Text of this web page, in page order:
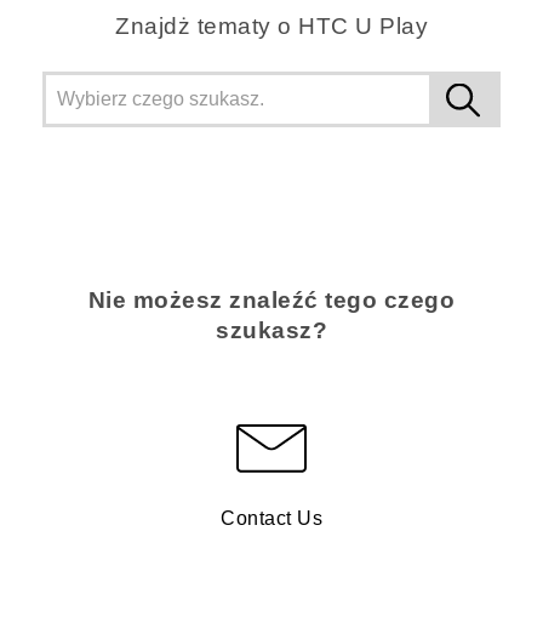
Znajdż tematy o HTC U Play
Nie możesz znaleźć tego czego
szukasz?
Contact Us